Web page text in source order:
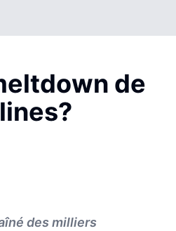
de
des milliers